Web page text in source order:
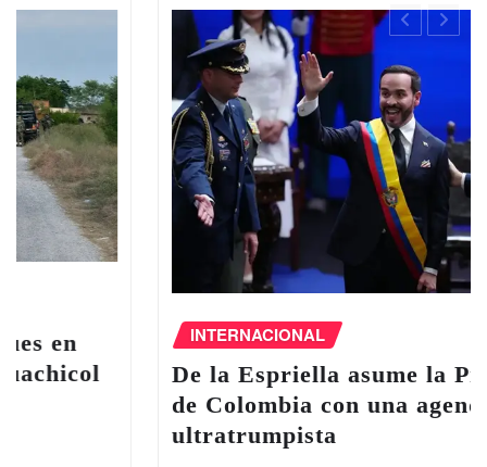
INTERNACIONAL
De la Espriella asume la Presidencia
de Colombia con una agenda
ultratrumpista